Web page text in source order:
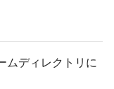
ムディレクトリに